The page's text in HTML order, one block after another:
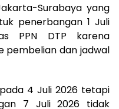
Surabaya yang
penerbangan 1 Juli
PPN DTP karena
pembelian dan jadwal
4 Juli 2026 tetapi
7 Juli 2026 tidak